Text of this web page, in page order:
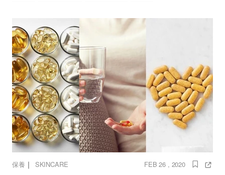
保養 ｜ SKINCARE FEB 26 , 2020